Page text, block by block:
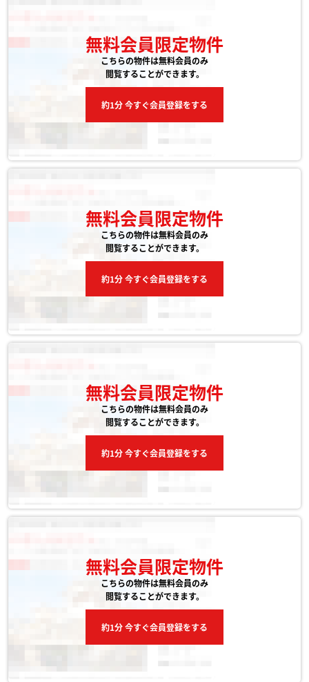
無料会員限定物件
こちらの物件は無料会員のみ
閲覧することができます。
約1分 今すぐ会員登録をする
無料会員限定物件
こちらの物件は無料会員のみ
閲覧することができます。
約1分 今すぐ会員登録をする
無料会員限定物件
こちらの物件は無料会員のみ
閲覧することができます。
約1分 今すぐ会員登録をする
無料会員限定物件
こちらの物件は無料会員のみ
閲覧することができます。
約1分 今すぐ会員登録をする